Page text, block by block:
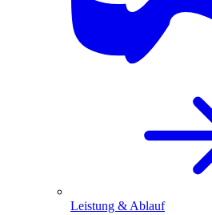
Leistung & Ablauf